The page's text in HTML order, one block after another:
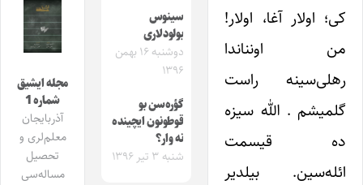
کی؛ اولار آغا، اولار!
من اونناندا
رهلی‌سینه راست
گلمیشم . الله سیزه
ده قیسمت
ائله‌سین. بیلدیر
سینوس
بولودلاری
دوشنبه ۱۶ بهمن
۱۳۹۶
گؤره‌سن بو
قوطونون ایچینده
نه وار؟
شنبه ۳ تیر ۱۳۹۶
مجله ایشیق
شماره 1
آذربایجان
معلم‌لری و
تحصیل
مساله‌سی